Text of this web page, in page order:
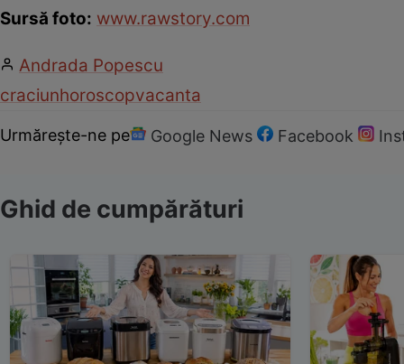
Sursă foto: www.rawstory.com
Andrada Popescu
craciunhoroscopvacanta
Urmărește-ne pe Google News Facebook
Ghid de cumpărături